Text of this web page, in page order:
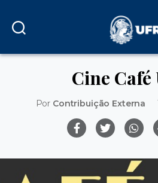
Cine Café
Por Contribuição Externa